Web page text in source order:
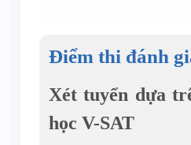
Điểm thi đánh
Xét tuyển dựa
học V-SAT